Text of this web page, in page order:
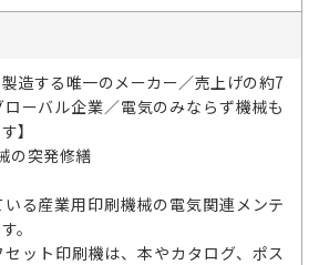
製造する唯一のメーカー／売上げの約7
ーバル企業／電気のみならず機械も
】
の突発修繕
る産業用印刷機械の電気関連メンテ
。
ット印刷機は、本やカタログ、ポス